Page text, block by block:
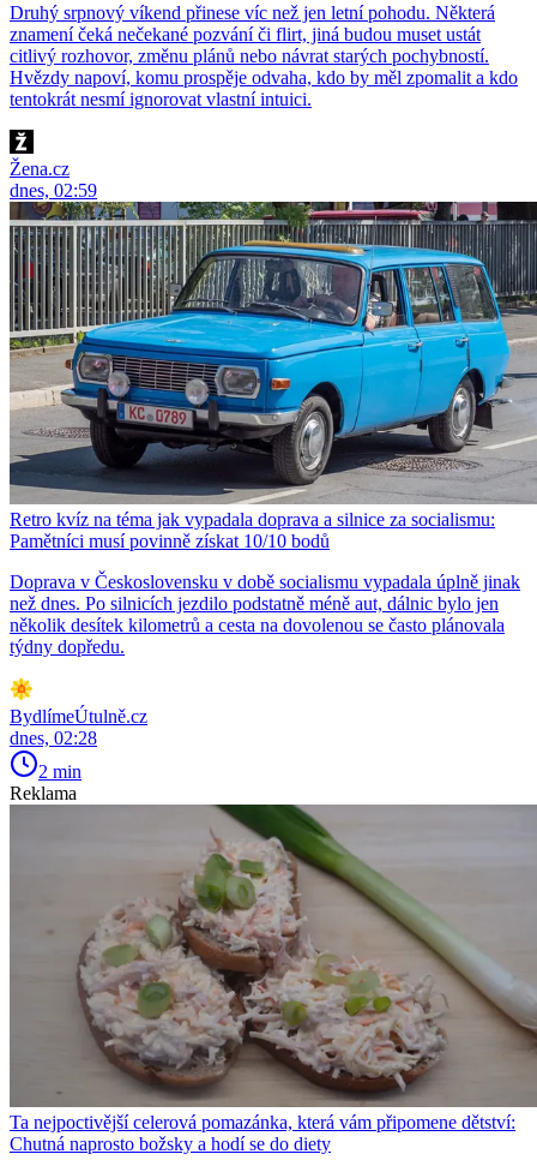
Druhý srpnový víkend přinese víc než jen letní pohodu. Některá
znamení čeká nečekané pozvání či flirt, jiná budou muset ustát
citlivý rozhovor, změnu plánů nebo návrat starých pochybností.
Hvězdy napoví, komu prospěje odvaha, kdo by měl zpomalit a kdo
tentokrát nesmí ignorovat vlastní intuici.
Žena.cz
dnes, 02:59
Retro kvíz na téma jak vypadala doprava a silnice za socialismu:
Pamětníci musí povinně získat 10/10 bodů
Doprava v Československu v době socialismu vypadala úplně jinak
než dnes. Po silnicích jezdilo podstatně méně aut, dálnic bylo jen
několik desítek kilometrů a cesta na dovolenou se často plánovala
týdny dopředu.
BydlímeÚtulně.cz
dnes, 02:28
2 min
Reklama
Ta nejpoctivější celerová pomazánka, která vám připomene dětství:
Chutná naprosto božsky a hodí se do diety